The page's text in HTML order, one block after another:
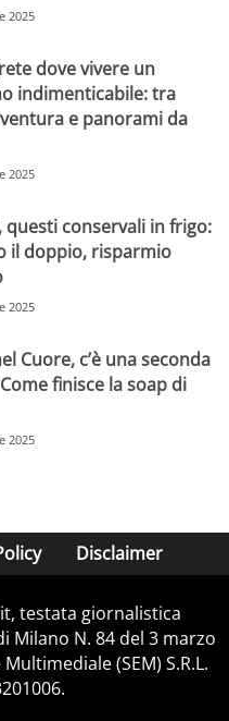
2025
dove vivere un
indimenticabile: tra
e panorami da
2025
questi conservali in frigo:
il doppio, risparmio
2025
Cuore, c’è una seconda
finisce la soap di
2025
Disclaimer
testata giornalistica
Milano N. 84 del 3 marzo
(SEM) S.R.L.